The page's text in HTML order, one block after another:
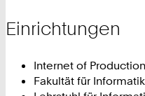
Einrichtungen
Internet of
Fakultät für